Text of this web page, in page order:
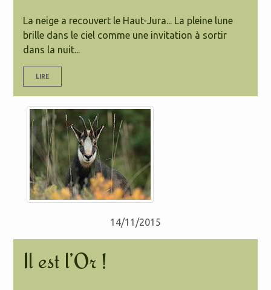
La neige a recouvert le Haut-Jura... La pleine lune
brille dans le ciel comme une invitation à sortir
dans la nuit...
LIRE
14/11/2015
Il est l’Or !